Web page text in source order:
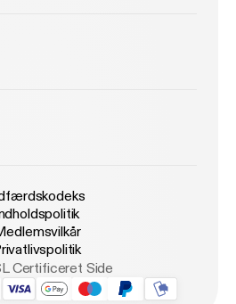
Certificeret Side